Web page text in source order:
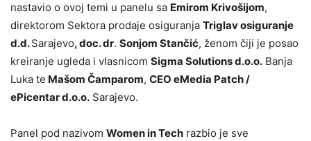
nastavio o ovoj temi u panelu sa Emirom Krivošijom,
direktorom Sektora prodaje osiguranja Triglav osiguranje
d.d.Sarajevo, doc. dr. Sonjom Stančić, ženom čiji je posao
kreiranje ugleda i vlasnicom Sigma Solutions d.o.o. Banja
Luka te Mašom Čamparom, CEO eMedia Patch /
ePicentar d.o.o. Sarajevo.
Panel pod nazivom Women in Tech razbio je sve